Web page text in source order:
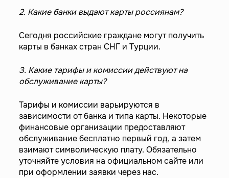
2. Какие банки выдают карты россиянам?
Сегодня российские граждане могут получить
карты в банках стран СНГ и Турции.
3. Какие тарифы и комиссии действуют на
обслуживание карты?
Тарифы и комиссии варьируются в
зависимости от банка и типа карты. Некоторые
финансовые организации предоставляют
обслуживание бесплатно первый год, а затем
взимают символическую плату. Обязательно
уточняйте условия на официальном сайте или
при оформлении заявки через нас.